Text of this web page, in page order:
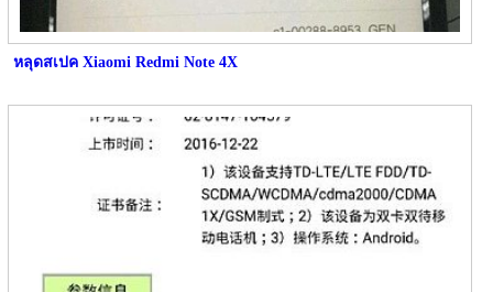
หลุดสเปค Xiaomi Redmi Note 4X